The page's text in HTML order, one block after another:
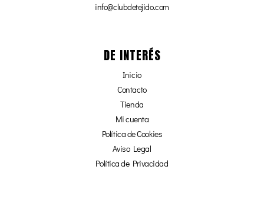
info@clubdetejido.com
DE INTERÉS
Inicio
Contacto
Tienda
Mi cuenta
Política de Cookies
Aviso Legal
Política de Privacidad